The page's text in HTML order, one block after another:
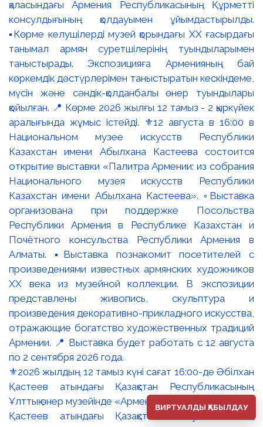
⚜️2026 жылдың 12 тамыз күні сағат 16:00-де Әбілхан
Қастеев атындағы Қазақстан Республикасының
Ұлттық өнер музейінде «Армения палитрасы: Әбілхан
Қастеев атындағы Қазақстан Республикасының
ВИРТУАЛДЫ ҚАБЫЛДАУ